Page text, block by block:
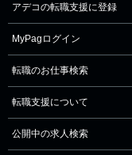
アデコの転職支援に登録
MyPagログイン
転職のお仕事検索
転職支援について
公開中の求人検索